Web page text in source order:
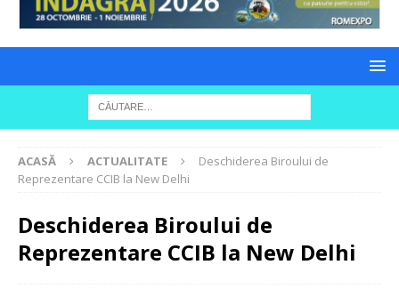
ACASĂ ACTUALITATE
Deschiderea Biroului de
Reprezentare CCIB la New Delhi
Deschiderea Biroului de
Reprezentare CCIB la New Delhi